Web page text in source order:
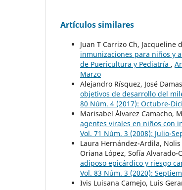
Artículos similares
Juan T Carrizo Ch,
inmunizaciones para niños y
de Puericultura y Pediatría ,
Marzo
Alejandro Rísquez, José
objetivos de desarrollo del
80 Núm. 4 (2017): Octubre-
Marisabel Álvarez Camacho,
agentes virales en niños con
Vol. 71 Núm. 3 (2008): Julio-
Laura Hernández-Ardila,
Oriana López, Sofía Alvarado-
adiposo epicárdico y riesgo
Vol. 83 Núm. 3 (2020):
Ivis Luisana Camejo, Luis